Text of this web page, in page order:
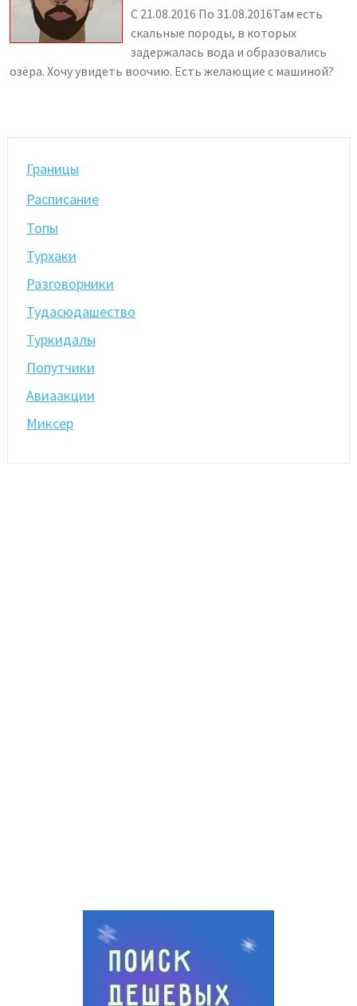
С 21.08.2016 По 31.08.2016Там есть
скальные породы, в которых
задержалась вода и образовались
озёра. Хочу увидеть воочию. Есть желающие с машиной?
Границы
Расписание
Топы
Турхаки
Разговорники
Тудасюдашество
Туркидалы
Попутчики
Авиаакции
Миксер